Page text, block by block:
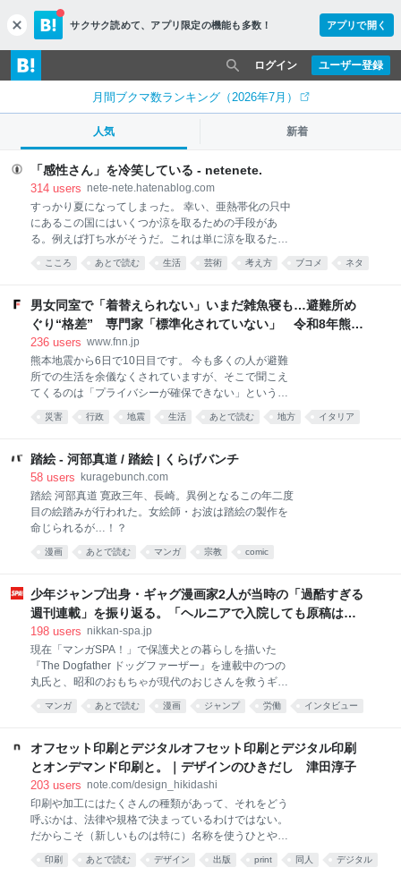
c
l
o
s
サクサク読めて、 アプリ限定の機能も多数！ アプリで開く
ユーザー登録
ログイン
月間ブクマ数ランキング（2026年7月）
人気 新着
「感性さん」を冷笑している - netenete.
314 users nete-nete.hatenablog.com
すっかり夏になってしまった。 幸い、亜熱帯化の只中
にあるこの国にはいくつか涼を取るための手段があ
る。例えば打ち水がそうだ。これは単に涼を取るため
の工夫を超えて、夏の風物詩として日本の夏文化の一
部となった。こうした例は他にもある。すだれ、風
使う冷笑語に「感性さん」がある。ここ1年くらいで
思いついた概念だ。 感性さんの例を挙げよう。以下は
ツイッターで拾った事例だが、特定を避けるために一
ほしい。 すごい。 半日で読み切って、そのあとの半日
は茫然とした。 一生忘れられないかもしれない。すべ
ての文章を記憶しておきたい。 理解を超越するものに
出逢った。名付けられない涙がでた。 すごい。 みん
川賞候補だったんだ
こころ あとで読む 生活 芸術 考え方 ブコメ ネタ
男女同室で「着替えられない」いまだ雑魚寝も…避難所め
ぐり“格差” 専門家「標準化されていない」 令和8年熊本
地震｜FNNプライムオンライン
236 users www.fnn.jp
熊本地震から6日で10日目です。 今も多くの人が避難
所での生活を余儀なくされていますが、そこで聞こえ
てくるのは「プライバシーが確保できない」という声
です。 避難所を巡っては、海外ではプライバシーに配
慮した環境づくりが進んでいます。 日本との違いはど
上最高となる39.0度を記録した被災地・熊本。 台風13
号に備え、ブルーシートを配布する男性は汗をにじま
せながら作業にあたっていました。 そんな中、震度7
を記録した宇城市の避難所では6日、様々な情報を共
有できる「デジタルサイネージ」が設置されたもの
活を強いられていて、パーティションもなく、プライ
人たちに率直な思いを伺うと、“雑魚寝は体が痛くな
る”“プライバシーへの配慮は十分ではない”という声が
多く聞か
災害 行政 地震 生活 あとで読む 地方 イタリア
踏絵 - 河部真道 / 踏絵 | くらげバンチ
58 users
kuragebunch.com
踏絵 河部真道 寛政三年、長崎。異例となるこの年二度
目の絵踏みが行われた。女絵師・お波は踏絵の製作を
命じられるが…！？
漫画 あとで読む マンガ 宗教 comic
少年ジャンプ出身・ギャグ漫画家2人が当時の「過酷すぎる
週刊連載」を振り返る。「ヘルニアで入院しても原稿は落
とさない」ストイックな舞台裏 | 日刊SPA!
198 users nikkan-spa.jp
現在「マンガSPA！」で保護犬との暮らしを描いた
『The Dogfather ドッグファーザー』を連載中のつの
丸氏と、昭和のおもちゃが現代のおじさんを救うギャ
グ漫画『令和のおもちゃ ウーピン』を連載する大石浩
二氏。8月4日には、上記2作品の第1巻が同時発売され
は『いぬまるだしっ』など、『週刊少年ジャンプ』連
載陣だったことでも知られる両氏に、過酷すぎる当時
の週刊連載について振り返ってもらった。 ──お二人
はかねてから親交が深いんですよね。先日も大石先生
がXに投稿した、つの丸先生の写真がネットで大きな
話題になっていました。 大石：偶然なんです。新人ギ
ャグ漫画の審査会である手塚賞・赤塚賞の受賞者と撮
った写真をXに上げたら、諸事情で「消してくれ」と
マンガ あとで読む 漫画 ジャンプ 労働 インタビュー
オフセット印刷とデジタルオフセット印刷とデジタル印刷
とオンデマンド印刷と。｜デザインのひきだし 津田淳子
203 users note.com/design_hikidashi
印刷や加工にはたくさんの種類があって、それをどう
呼ぶかは、法律や規格で決まっているわけではない。
だからこそ（新しいものは特に）名称を使うひとや会
社によって違っていたりもする。それが混乱のもとに
なることもあるので、私なりに整理をしてみたいと思
印刷 あとで読む デザイン 出版 print 同人 デジタル